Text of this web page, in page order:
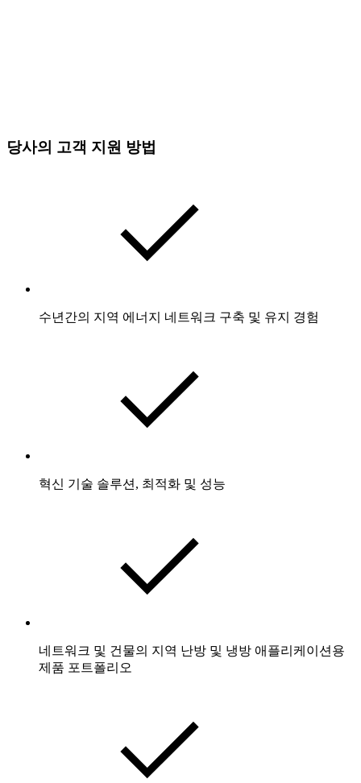
당사의 고객 지원 방법
수년간의 지역 에너지 네트워크 구축 및 유지 경험
혁신 기술 솔루션, 최적화 및 성능
네트워크 및 건물의 지역 난방 및 냉방 애플리케이션용
제품 포트폴리오